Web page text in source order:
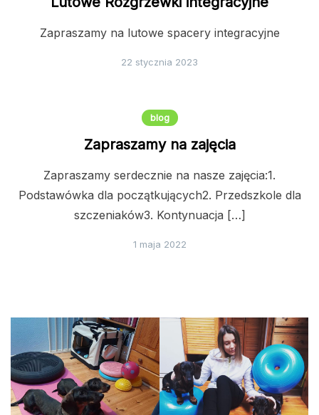
Zapraszamy na lutowe spacery integracyjne
22 stycznia 2023
blog
Zapraszamy na zajęcia
Zapraszamy serdecznie na nasze zajęcia:1.
Podstawówka dla początkujących2. Przedszkole dla
szczeniaków3. Kontynuacja […]
1 maja 2022